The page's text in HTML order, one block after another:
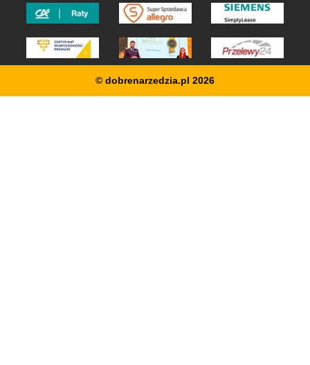
© dobrenarzedzia.pl 2026